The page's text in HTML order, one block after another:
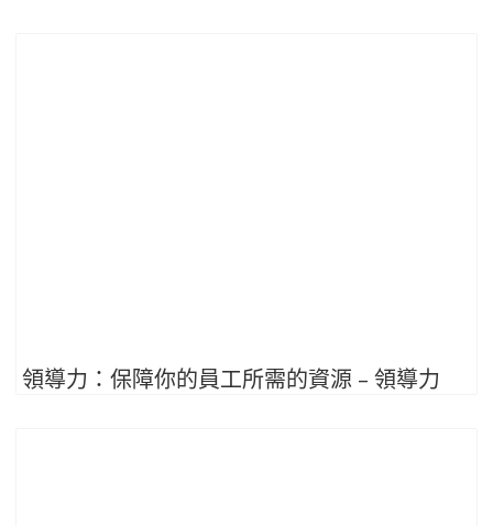
領導力：保障你的員工所需的資源 – 領導力